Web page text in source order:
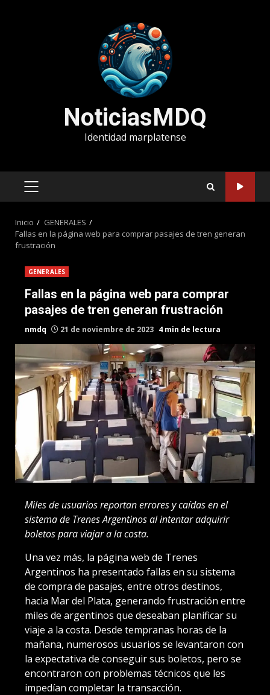
NoticiasMDQ
Identidad marplatense
MENÚ
Inicio
GENERALES
Fallas en la página web para comprar pasajes de tren generan
frustración
GENERALES
Fallas en la página web para comprar
pasajes de tren generan frustración
nmdq 21 de noviembre de 2023 4 min de lectura
Miles de usuarios reportan errores y caídas en el
sistema de Trenes Argentinos al intentar adquirir
boletos para viajar a la costa.
Una vez más, la página web de Trenes
Argentinos ha presentado fallas en su sistema
de compra de pasajes, entre otros destinos,
hacia Mar del Plata, generando frustración entre
miles de argentinos que deseaban planificar su
viaje a la costa. Desde tempranas horas de la
mañana, numerosos usuarios se levantaron con
la expectativa de conseguir sus boletos, pero se
encontraron con problemas técnicos que les
impedían completar la transacción.